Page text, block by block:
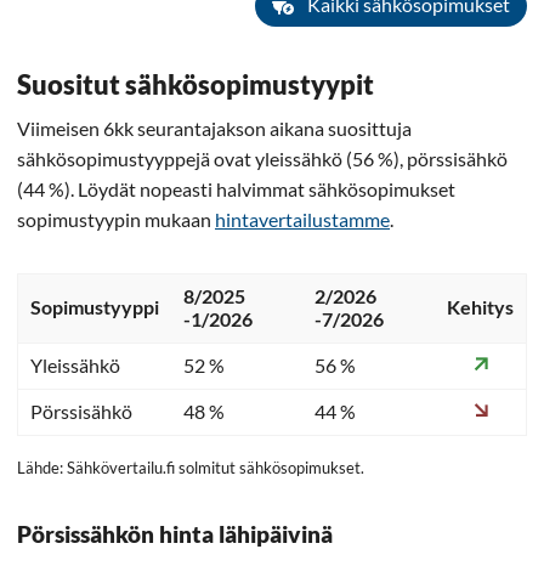
Suositut sähkösopimustyypit
Viimeisen 6kk seurantajakson aikana suosittuja
sähkösopimustyyppejä ovat yleissähkö (56 %), pörssisähkö
(44 %). Löydät nopeasti halvimmat sähkösopimukset
sopimustyypin mukaan hintavertailustamme
Sopimustyyppi
8/2025
-1/2026
2/2026
-7/2026
Kehitys
Yleissähkö 52 %
56 %
Pörssisähkö
48 % 44 %
Lähde: Sähkövertailu.fi solmitut sähkösopimukset.
Pörsissähkön hinta lähipäivinä